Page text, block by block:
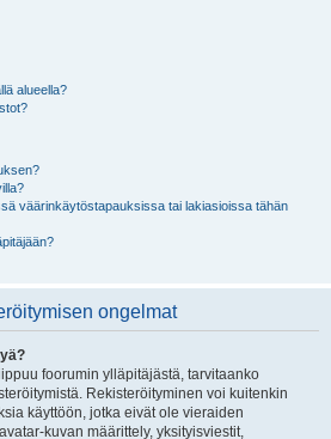
alueella?
väärinkäytöstapauksissa tai lakiasioissa tähän
ongelmat
foorumin ylläpitäjästä, tarvitaanko
Rekisteröityminen voi kuitenkin
käyttöön, jotka eivät ole vieraiden
kuvan määrittely, yksityisviestit,